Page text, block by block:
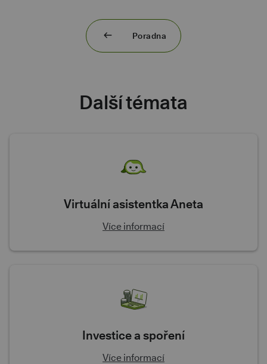
Poradna
Další témata
Virtuální asistentka Aneta
Více informací
Investice a spoření
Více informací